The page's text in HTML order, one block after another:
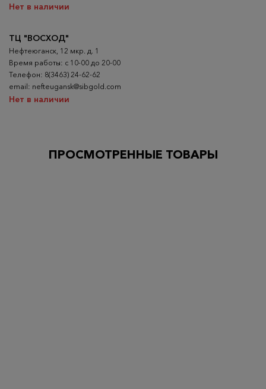
Нет в наличии
ТЦ "ВОСХОД"
Нефтеюганск, 12 мкр. д. 1
Время работы: с 10-00 до 20-00
Телефон: 8(3463) 24-62-62
email: nefteugansk@sibgold.com
Нет в наличии
ПРОСМОТРЕННЫЕ ТОВАРЫ